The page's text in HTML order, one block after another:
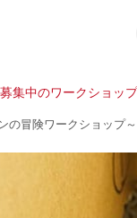
募集中のワークショップ
の冒険ワークショップ